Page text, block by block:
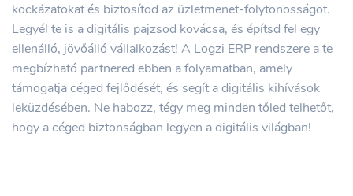
kockázatokat és biztosítod az üzletmenet-folytonosságot.
Legyél te is a digitális pajzsod kovácsa, és építsd fel egy
ellenálló, jövőálló vállalkozást! A Logzi ERP rendszere a te
megbízható partnered ebben a folyamatban, amely
támogatja céged fejlődését, és segít a digitális kihívások
leküzdésében. Ne habozz, tégy meg minden tőled telhetőt,
hogy a céged biztonságban legyen a digitális világban!